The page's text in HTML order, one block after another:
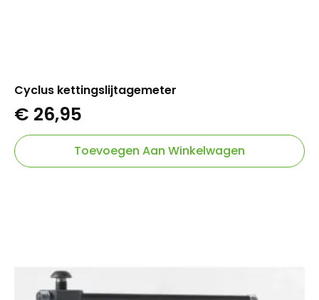
Cyclus kettingslijtagemeter
€ 26,95
Toevoegen Aan Winkelwagen